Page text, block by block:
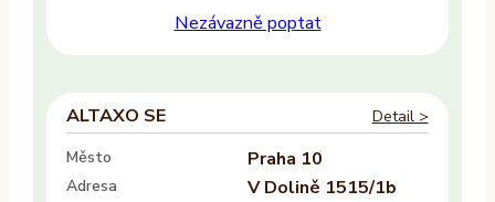
Nezávazně poptat
ALTAXO SE
Detail >
Město
Praha 10
Adresa V Dolině 1515/1b